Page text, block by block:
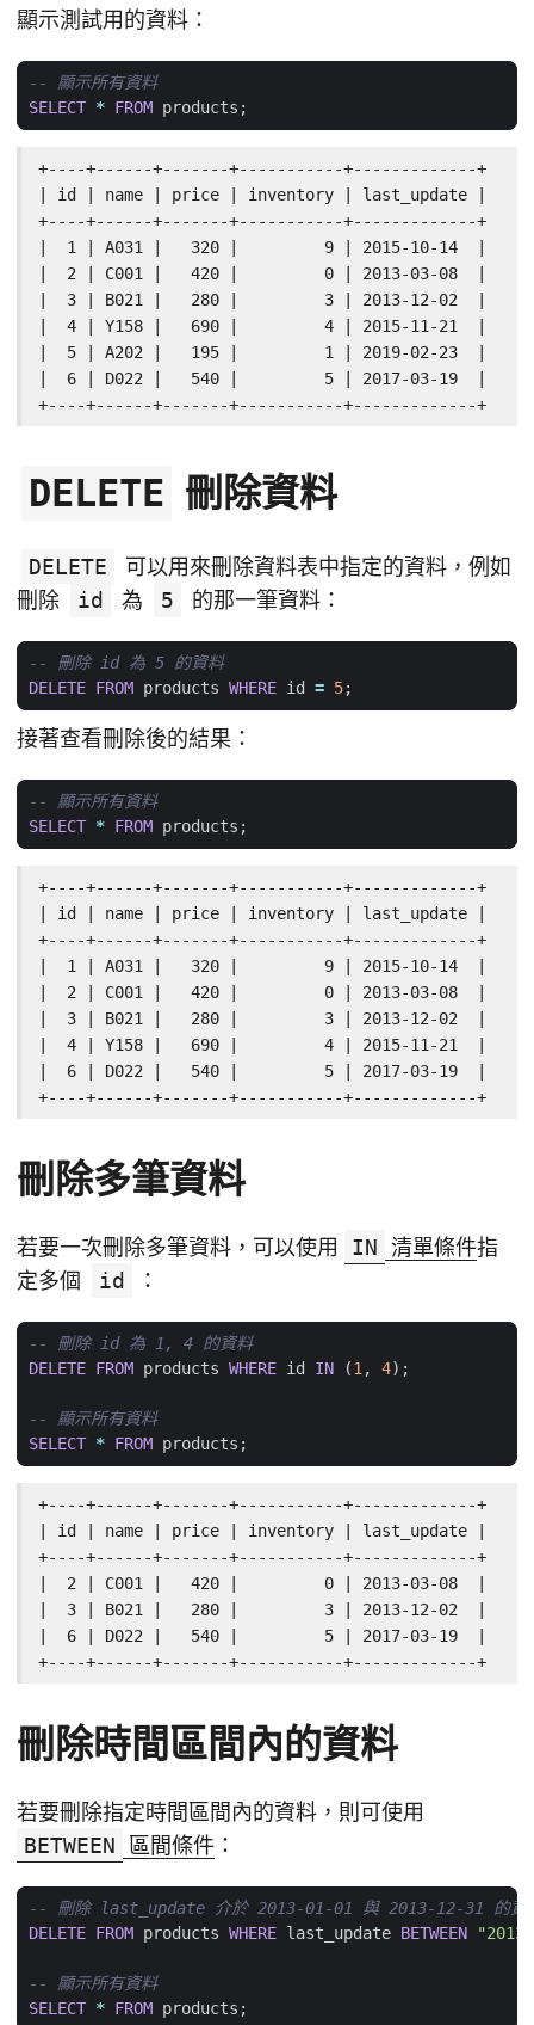
顯示測試用的資料：
SELECT * FROM products ;
+----+------+-------+-----------+-------------+
| id | name | price | inventory | last_update |
+----+------+-------+-----------+-------------+
|  1 | A031 |   320 |         9 | 2015-10-14  |
|  2 | C001 |   420 |         0 | 2013-03-08  |
|  3 | B021 |   280 |         3 | 2013-12-02  |
|  4 | Y158 |   690 |         4 | 2015-11-21  |
|  5 | A202 |   195 |         1 | 2019-02-23  |
|  6 | D022 |   540 |         5 | 2017-03-19  |
+----+------+-------+-----------+-------------+
DELETE 刪除資料
DELETE
可以用來刪除資料表中指定的資料，例如
刪除
id 為 5 的那一筆資料：
DELETE FROM products WHERE id = 5;
接著查看刪除後的結果：
SELECT * FROM products ;
+----+------+-------+-----------+-------------+
| id | name | price | inventory | last_update |
+----+------+-------+-----------+-------------+
|  1 | A031 |   320 |         9 | 2015-10-14  |
|  2 | C001 |   420 |         0 | 2013-03-08  |
|  3 | B021 |   280 |         3 | 2013-12-02  |
|  4 | Y158 |   690 |         4 | 2015-11-21  |
|  6 | D022 |   540 |         5 | 2017-03-19  |
+----+------+-------+-----------+-------------+
刪除多筆資料
若要一次刪除多筆資料，可以使用 IN 清單條件指
定多個
id ：
DELETE FROM products WHERE id IN (1, 4);
SELECT * FROM products ;
+----+------+-------+-----------+-------------+
| id | name | price | inventory | last_update |
+----+------+-------+-----------+-------------+
|  2 | C001 |   420 |         0 | 2013-03-08  |
|  3 | B021 |   280 |         3 | 2013-12-02  |
|  6 | D022 |   540 |         5 | 2017-03-19  |
+----+------+-------+-----------+-------------+
刪除時間區間內的資料
若要刪除指定時間區間內的資料，則可使用
BETWEEN
區間條件 ：
DELETE FROM products WHERE last_update BETWEEN
SELECT * FROM products ;